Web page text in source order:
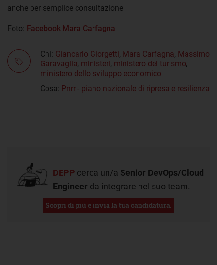
anche per semplice consultazione.
Foto: Facebook Mara Carfagna
Chi: Giancarlo Giorgetti, Mara Carfagna, Massimo
Garavaglia, ministeri, ministero del turismo,
ministero dello sviluppo economico
Cosa: Pnrr - piano nazionale di ripresa e resilienza
DEPP cerca un/a Senior DevOps/Cloud
Engineer da integrare nel suo team.
Scopri di più e invia la tua candidatura.